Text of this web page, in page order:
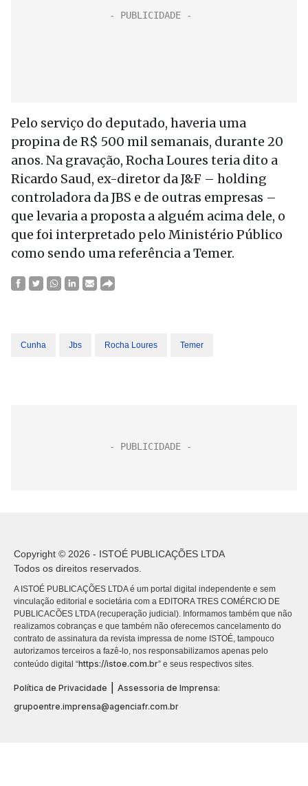
Pelo serviço do deputado, haveria uma
propina de R$ 500 mil semanais, durante 20
anos. Na gravação, Rocha Loures teria dito a
Ricardo Saud, ex-diretor da J&F – holding
controladora da JBS e de outras empresas –
que levaria a proposta a alguém acima dele, o
que foi interpretado pelo Ministério Público
como sendo uma referência a Temer.
Cunha Jbs Rocha Loures Temer
Copyright © 2026 - ISTOÉ PUBLICAÇÕES LTDA
Todos os direitos reservados.
A ISTOÉ PUBLICAÇÕES LTDA é um portal digital independente e sem
vinculação editorial e societária com a EDITORA TRES COMÉRCIO DE
PUBLICACÕES LTDA (recuperação judicial). Informamos também que não
realizamos cobranças e que também não oferecemos cancelamento do
contrato de assinatura da revista impressa de nome ISTOÉ, tampouco
autorizamos terceiros a fazê-lo, nos responsabilizamos apenas pelo
conteúdo digital “https://istoe.com.br” e seus respectivos sites.
Política de Privacidade
Assessoria de Imprensa:
grupoentre.imprensa@agenciafr.com.br